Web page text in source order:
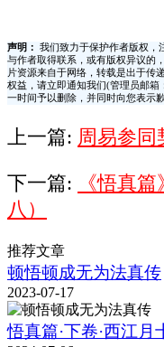
声明：
我们致力于保护作者版权，
与作者取得联系，或有版权异议的
片资源来自于网络，转载是出于传
权益，请立即通知我们(管理员邮箱
一时间予以删除，并同时向您表示
上一篇: 周易参同
下一篇:
《悟真
八）
推荐文章
顿悟顿成无为法真传
2023-07-17
悟真篇·下卷·西江月